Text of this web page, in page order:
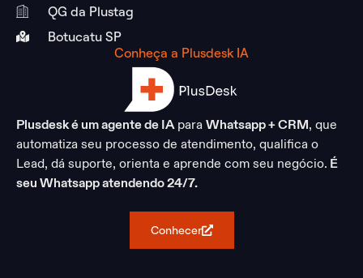
QG da Plustag
Botucatu SP
Conheça a Plusdesk IA
Plusdesk é um agente de IApara Whatsapp + CRM, que
automatiza seu processo de atendimento, qualifica o
Lead, dá suporte, orienta e aprende com seu negócio. É
seu Whatsapp atendendo 24/7.
Conhecer